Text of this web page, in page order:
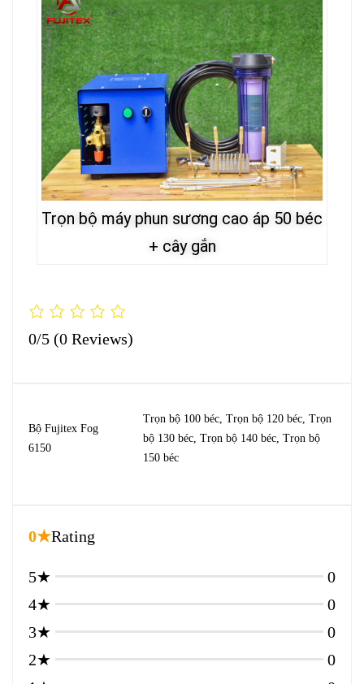
Trọn bộ máy phun sương cao áp 50 béc
+ cây gắn
0/5 (0 Reviews)
Bộ Fujitex Fog
6150
Trọn bộ 100 béc, Trọn bộ 120 béc, Trọn
bộ 130 béc, Trọn bộ 140 béc, Trọn bộ
150 béc
0★Rating
5★
0
4★
0
3★
0
2★
0